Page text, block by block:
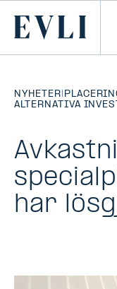
Primary
NYHETER|
ALTERNATIVA
har